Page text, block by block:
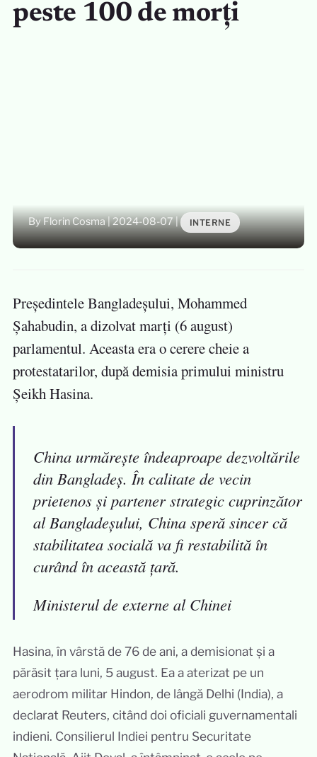
peste 100 de morți
By Florin Cosma|2024-08-07| INTERNE
Președintele Bangladeșului, Mohammed
Șahabudin, a dizolvat marți (6 august)
parlamentul. Aceasta era o cerere cheie a
protestatarilor, după demisia primului ministru
Șeikh Hasina.
China urmărește îndeaproape dezvoltările
din Bangladeș. În calitate de vecin
prietenos și partener strategic cuprinzător
al Bangladeșului, China speră sincer că
stabilitatea socială va fi restabilită în
curând în această țară.
Ministerul de externe al Chinei
Hasina, în vârstă de 76 de ani, a demisionat și a
părăsit țara luni, 5 august. Ea a aterizat pe un
aerodrom militar Hindon, de lângă Delhi (India), a
declarat Reuters, citând doi oficiali guvernamentali
indieni. Consilierul Indiei pentru Securitate